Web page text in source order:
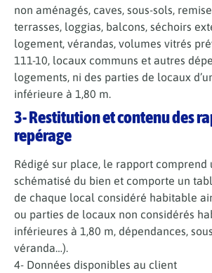
non aménagés, caves, sous-sols,
terrasses, loggias, balcons, séchoirs
logement, vérandas, volumes vitrés
111-10, locaux communs et autres
logements, ni des parties de locaux
inférieure à 1,80 m.
3- Restitution et contenu des
repérage
Rédigé sur place, le rapport comprend
schématisé du bien et comporte un
de chaque local considéré habitable
ou parties de locaux non considérés
inférieures à 1,80 m, dépendances,
véranda…).
4- Données disponibles au client